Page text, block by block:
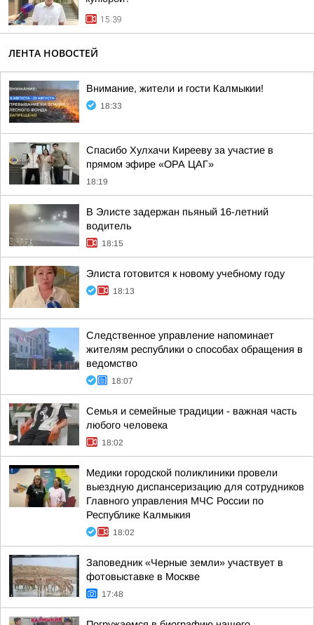
15:39
ЛЕНТА НОВОСТЕЙ
Внимание, жители и гости Калмыкии!
18:33
Спасибо Хулхачи Кирееву за участие в
прямом эфире «ОРА ЦАГ»
18:19
В Элисте задержан пьяный 16-летний
водитель
18:15
Элиста готовится к новому учебному году
18:13
Следственное управление напоминает
жителям республики о способах обращения в
ведомство
18:07
Семья и семейные традиции - важная часть
любого человека
18:02
Медики городской поликлиники провели
выездную диспансеризацию для сотрудников
Главного управления МЧС России по
Республике Калмыкия
18:02
Заповедник «Черные земли» участвует в
фотовыставке в Москве
17:48